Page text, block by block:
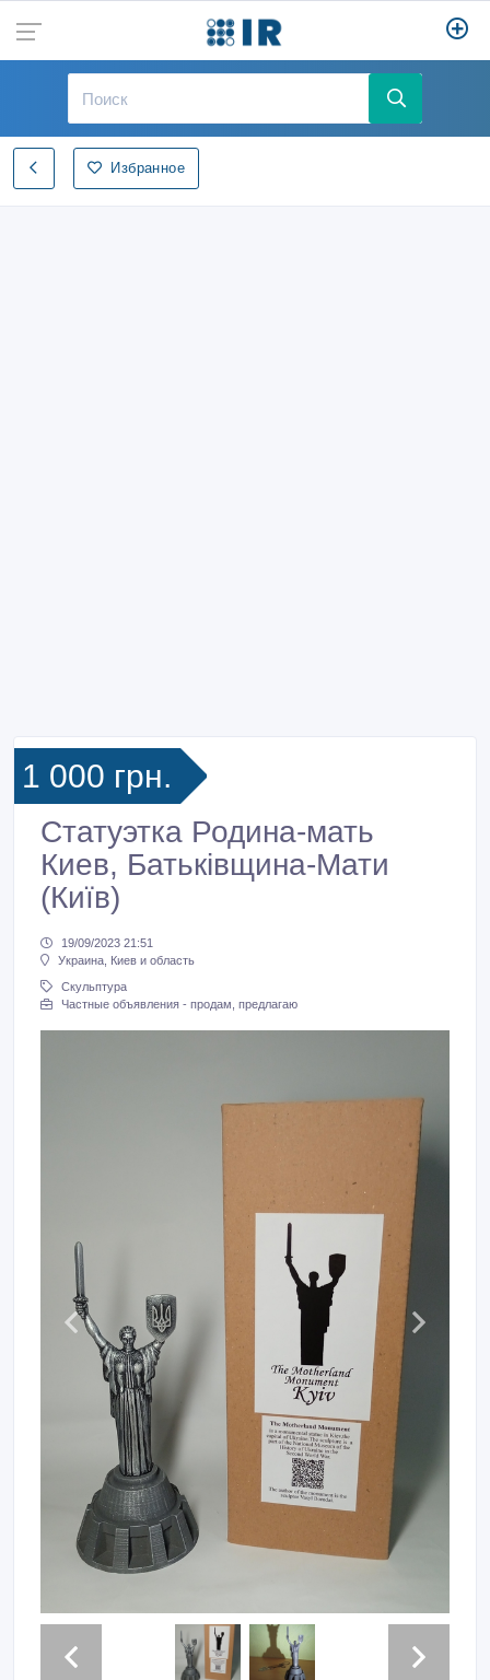
Избранное
1 000 грн.
Статуэтка Родина-мать
Киев, Батьківщина-Мати
(Київ)
19/09/2023 21:51
Украина, Киев и область
Скульптура
Частные объявления - продам, предлагаю